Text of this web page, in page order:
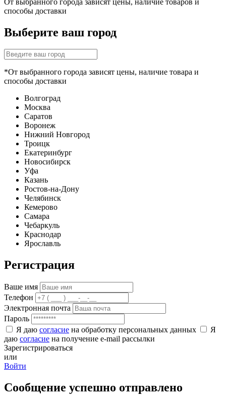
способы доставки
Выберите ваш город
*От выбранного города зависят цены, наличие товара и
способы доставки
Волгоград
Москва
Саратов
Воронеж
Нижний Новгород
Троицк
Екатеринбург
Новосибирск
Уфа
Казань
Ростов-на-Дону
Челябинск
Кемерово
Самара
Чебаркуль
Краснодар
Ярославль
Регистрация
Ваше имя
Телефон
Электронная почта
Пароль
Я даю согласие на обработку персональных данных
Я
даю согласие на получение e-mail рассылки
Зарегистрироваться
или
Войти
Сообщение успешно отправлено